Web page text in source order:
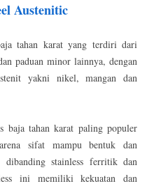
Austenitic
tahan karat yang terdiri dari
paduan minor lainnya, dengan
yakni nikel, mangan dan
baja tahan karat paling populer
sifat mampu bentuk dan
stainless ferritik dan
ini memiliki kekuatan dan